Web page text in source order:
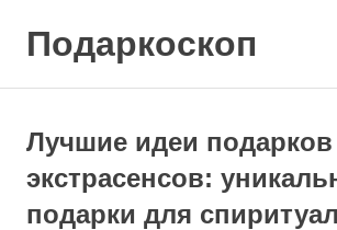
Подаркоскоп
подарить
Лучшие идеи
экстрасенсов:
подарки для